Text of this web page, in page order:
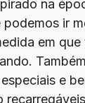
na
podemos ir
em que
e